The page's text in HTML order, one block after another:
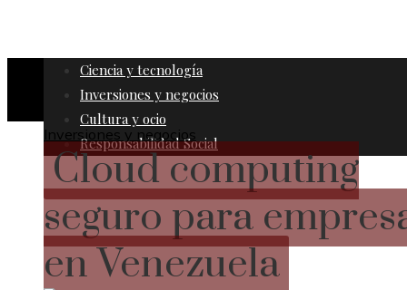
Ciencia y tecnología
Inversiones y negocios
Cultura y ocio
Responsabilidad Social
Inversiones y negocios
Cloud computing
seguro para
en Venezuela